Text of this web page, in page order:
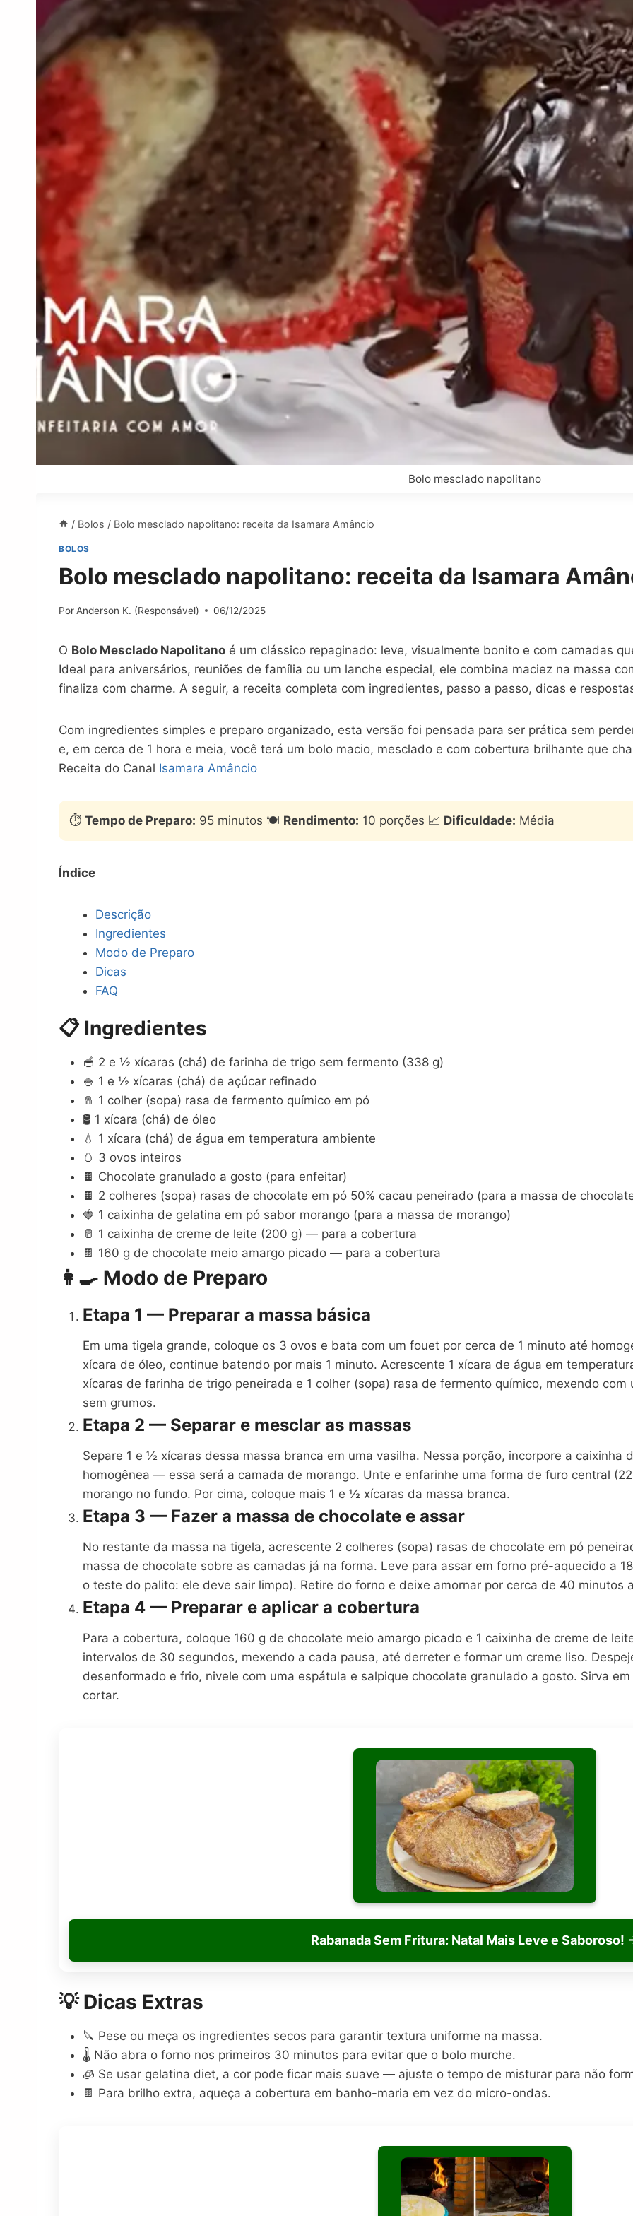
Bolo mesclado napolitano
/ Bolos / Bolo mesclado napolitano: receita da Isamara Amâncio
BOLOS
Bolo mesclado napolitano: receita da Isamara
Por Anderson K. (Responsável) 06/12/2025
O Bolo Mesclado Napolitano é um clássico repaginado: leve, visualmente bonito e com camadas
Ideal para aniversários, reuniões de família ou um lanche especial, ele combina maciez na massa
finaliza com charme. A seguir, a receita completa com ingredientes, passo a passo, dicas e
Com ingredientes simples e preparo organizado, esta versão foi pensada para ser prática sem
e, em cerca de 1 hora e meia, você terá um bolo macio, mesclado e com cobertura brilhante que
Receita do Canal Isamara Amâncio
⏱️ Tempo de Preparo: 95 minutos 🍽️ Rendimento: 10 porções 📈 Dificuldade: Média
Índice
Descrição
Ingredientes
Modo de Preparo
Dicas
FAQ
📋 Ingredientes
🥣 2 e ½ xícaras (chá) de farinha de trigo sem fermento (338 g)
🍚 1 e ½ xícaras (chá) de açúcar refinado
🧂 1 colher (sopa) rasa de fermento químico em pó
🛢️ 1 xícara (chá) de óleo
💧 1 xícara (chá) de água em temperatura ambiente
🥚 3 ovos inteiros
🍫 Chocolate granulado a gosto (para enfeitar)
🍫 2 colheres (sopa) rasas de chocolate em pó 50% cacau peneirado (para a massa de
🍓 1 caixinha de gelatina em pó sabor morango (para a massa de morango)
🥛 1 caixinha de creme de leite (200 g) — para a cobertura
🍫 160 g de chocolate meio amargo picado — para a cobertura
👩‍🍳 Modo de Preparo
Etapa 1 — Preparar a massa básica
Em uma tigela grande, coloque os 3 ovos e bata com um fouet por cerca de 1 minuto até
xícara de óleo, continue batendo por mais 1 minuto. Acrescente 1 xícara de água em
xícaras de farinha de trigo peneirada e 1 colher (sopa) rasa de fermento químico, mexendo
sem grumos.
Etapa 2 — Separar e mesclar as massas
Separe 1 e ½ xícaras dessa massa branca em uma vasilha. Nessa porção, incorpore a caixinha
homogênea — essa será a camada de morango. Unte e enfarinhe uma forma de furo central
morango no fundo. Por cima, coloque mais 1 e ½ xícaras da massa branca.
Etapa 3 — Fazer a massa de chocolate e assar
No restante da massa na tigela, acrescente 2 colheres (sopa) rasas de chocolate em pó
massa de chocolate sobre as camadas já na forma. Leve para assar em forno pré-aquecido a
o teste do palito: ele deve sair limpo). Retire do forno e deixe amornar por cerca de 40 minutos
Etapa 4 — Preparar e aplicar a cobertura
Para a cobertura, coloque 160 g de chocolate meio amargo picado e 1 caixinha de creme de
intervalos de 30 segundos, mexendo a cada pausa, até derreter e formar um creme liso.
desenformado e frio, nivele com uma espátula e salpique chocolate granulado a gosto. Sirva
cortar.
Rabanada Sem Fritura: Natal Mais Leve e Saboroso!
💡 Dicas Extras
🔪 Pese ou meça os ingredientes secos para garantir textura uniforme na massa.
🌡️ Não abra o forno nos primeiros 30 minutos para evitar que o bolo murche.
🧊 Se usar gelatina diet, a cor pode ficar mais suave — ajuste o tempo de misturar para não
🍫 Para brilho extra, aqueça a cobertura em banho-maria em vez do micro-ondas.